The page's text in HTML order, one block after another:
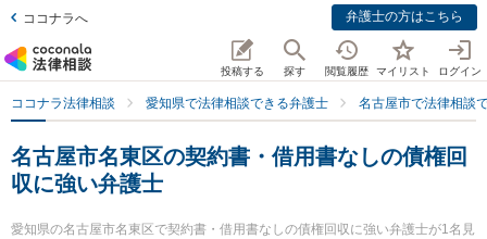
ココナラへ 弁護士の方はこちら
投稿する 探す 閲覧履歴 マイリスト ログイン
ココナラ法律相談 愛知県で法律相談できる弁護士 名古屋市で法律相談
名古屋市名東区の契約書・借用書なしの債権回
収に強い弁護士
愛知県の名古屋市名東区で契約書・借用書なしの債権回収に強い弁護士が1名見